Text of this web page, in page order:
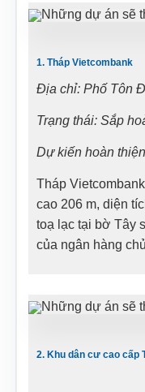
1. Tháp Vietcombank
Địa chỉ: Phố Tôn
Trạng thái: Sắp
Dự kiến hoàn
Tháp
cao 206 m, diện
toạ lạc tại bờ Tây
của ngân hàng
2. Khu dân cư cao cấp